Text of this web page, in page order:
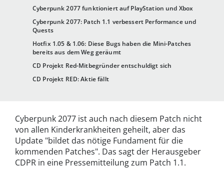
Cyberpunk 2077 funktioniert auf PlayStation und Xbox
Cyberpunk 2077: Patch 1.1 verbessert Performance und
Quests
Hotfix 1.05 & 1.06: Diese Bugs haben die Mini-Patches
bereits aus dem Weg geräumt
CD Projekt Red-Mitbegründer entschuldigt sich
CD Projekt RED: Aktie fällt
Cyberpunk 2077 ist auch nach diesem Patch nicht
von allen Kinderkrankheiten geheilt, aber das
Update "bildet das nötige Fundament für die
kommenden Patches". Das sagt der Herausgeber
CDPR in eine Pressemitteilung zum Patch 1.1.